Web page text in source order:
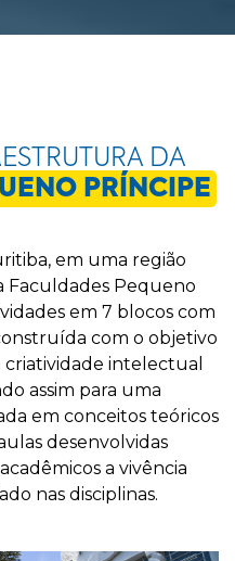
DA
PRÍNCIPE
em uma região
Faculdades Pequeno
em 7 blocos com
com o objetivo
intelectual
assim para uma
em conceitos teóricos
desenvolvidas
a vivência
nas disciplinas.